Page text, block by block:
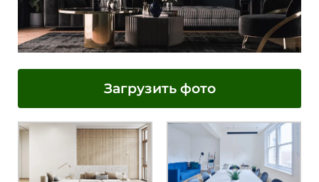
Загрузить фото